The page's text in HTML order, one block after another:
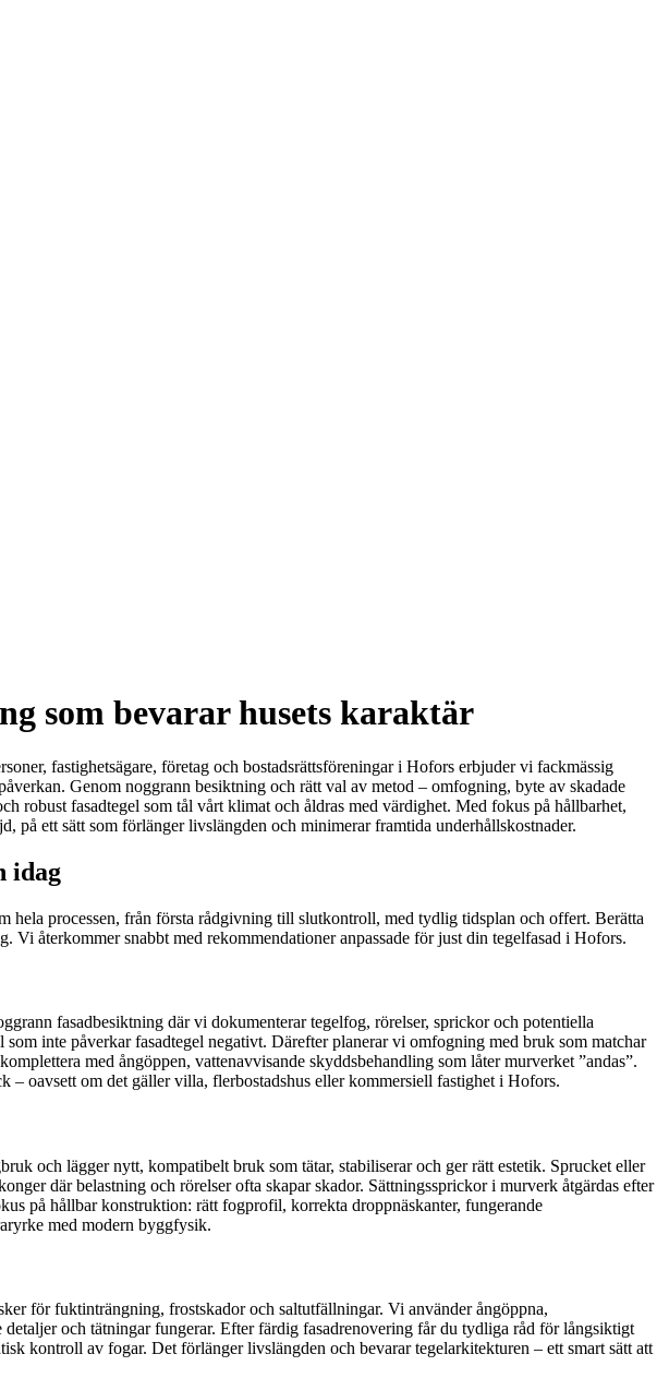
som bevarar husets karaktär
fastighetsägare, företag och bostadsrättsföreningar i Hofors erbjuder vi fackmässig
Genom noggrann besiktning och rätt val av metod – omfogning, byte av skadade
robust fasadtegel som tål vårt klimat och åldras med värdighet. Med fokus på hållbarhet,
ett sätt som förlänger livslängden och minimerar framtida underhållskostnader.
idag
hela processen, från första rådgivning till slutkontroll, med tydlig tidsplan och offert. Berätta
återkommer snabbt med rekommendationer anpassade för just din tegelfasad i Hofors.
fasadbesiktning där vi dokumenterar tegelfog, rörelser, sprickor och potentiella
inte påverkar fasadtegel negativt. Därefter planerar vi omfogning med bruk som matchar
med ångöppen, vattenavvisande skyddsbehandling som låter murverket ”andas”.
– oavsett om det gäller villa, flerbostadshus eller kommersiell fastighet i Hofors.
och lägger nytt, kompatibelt bruk som tätar, stabiliserar och ger rätt estetik. Sprucket eller
där belastning och rörelser ofta skapar skador. Sättningssprickor i murverk åtgärdas efter
på hållbar konstruktion: rätt fogprofil, korrekta droppnäskanter, fungerande
med modern byggfysik.
för fuktinträngning, frostskador och saltutfällningar. Vi använder ångöppna,
och tätningar fungerar. Efter färdig fasadrenovering får du tydliga råd för långsiktigt
kontroll av fogar. Det förlänger livslängden och bevarar tegelarkitekturen – ett smart sätt att